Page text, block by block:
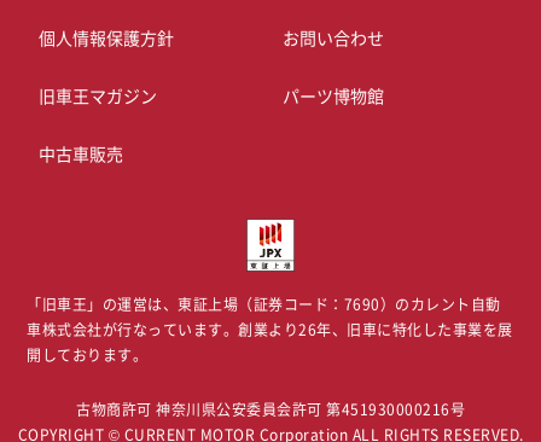
個人情報保護方針 お問い合わせ
旧車王マガジン パーツ博物館
中古車販売
「旧車王」の運営は、東証上場（証券コード：7690）のカレント自動
車株式会社が行なっています。創業より26年、旧車に特化した事業を展
開しております。
古物商許可 神奈川県公安委員会許可 第451930000216号
COPYRIGHT © CURRENT MOTOR Corporation ALL RIGHTS RESERVED.